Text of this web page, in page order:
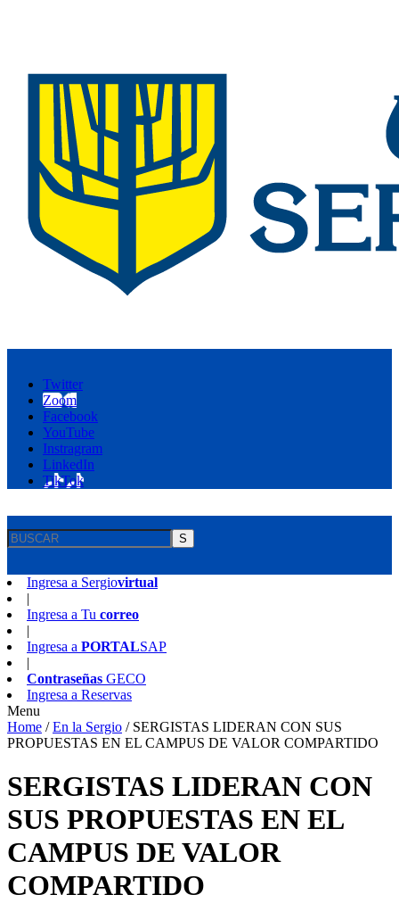
Twitter
Zoom
Facebook
YouTube
Instragram
LinkedIn
TikTok
S
Ingresa a Sergiovirtual
|
Ingresa a Tu correo
|
Ingresa a PORTALSAP
|
Contraseñas GECO
Ingresa a Reservas
Menu
Home /En la Sergio / SERGISTAS LIDERAN CON SUS
PROPUESTAS EN EL CAMPUS DE VALOR COMPARTIDO
SERGISTAS LIDERAN CON
SUS PROPUESTAS EN EL
CAMPUS DE VALOR
COMPARTIDO